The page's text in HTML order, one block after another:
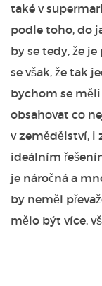
také v
podle toho, do
by se tedy, že
se však, že tak
bychom se
obsahovat co
v zemědělství, i
ideálním
je náročná a
by neměl
mělo být více,